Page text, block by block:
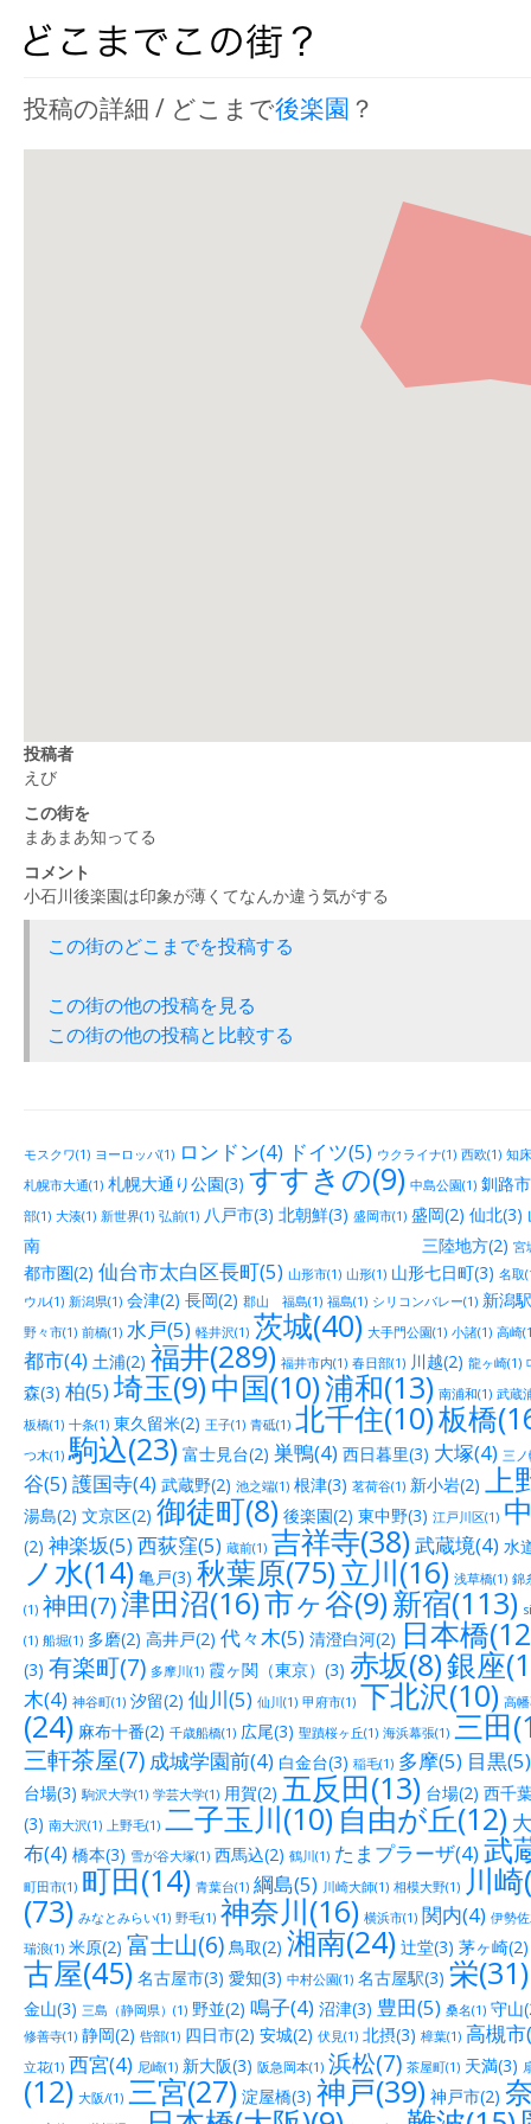
投稿の詳細 / どこまで後楽園 ？
投稿者
えび
この街を
まあまあ知ってる
コメント
小石川後楽園は印象が薄くてなんか違う気がする
この街のどこまでを投稿する
この街の他の投稿を見る
この街の他の投稿と比較する
モスクワ(1) ヨーロッパ(1) ロンドン(4) ドイツ(5) ウクライナ(1) 西欧(1) 知
札幌市大通(1) 札幌大通り公園(3) すすきの(9) 中島公園(1) 釧路
部(1) 大湊(1) 新世界(1) 弘前(1) 八戸市(3) 北朝鮮(3) 盛岡市(1) 盛岡(2) 仙北(3)
南 三陸地方(2) 宮
都市圏(2) 仙台市太白区長町(5) 山形市(1) 山形(1) 山形七日町(3) 名取
ウル(1) 新潟県(1) 会津(2) 長岡(2) 郡山 福島(1) 福島(1) シリコンバレー(1) 新潟
野々市(1) 前橋(1) 水戸(5) 軽井沢(1) 茨城(40) 大手門公園(1) 小諸(1) 高崎
都市(4) 土浦(2) 福井(289) 福井市内(1) 春日部(1) 川越(2) 龍ヶ崎(1)
森(3) 柏(5)埼玉(9)中国(10)浦和(13) 南浦和(1) 武蔵
板橋(1) 十条(1) 東久留米(2) 王子(1) 青砥(1) 北千住(10)板橋
つ木(1) 駒込(23) 富士見台(2) 巣鴨(4) 西日暮里(3) 大塚(4) 三ノ
谷(5)護国寺(4) 武蔵野(2) 池之端(1) 根津(3) 茗荷谷(1) 新小岩(2) 上
湯島(2) 文京区(2) 御徒町(8) 後楽園(2) 東中野(3) 江戸川区(1)
(2) 神楽坂(5)西荻窪(5) 蔵前(1) 吉祥寺(38)武蔵境(4) 水
ノ水(14) 亀戸(3) 秋葉原(75)立川(16) 浅草橋(1) 錦
(1) 神田(7)津田沼(16)市ヶ谷(9)新宿(113)
(1) 船堀(1) 多磨(2) 高井戸(2) 代々木(5) 清澄白河(2) 日本橋
(3) 有楽町(7) 多摩川(1) 霞ヶ関（東京）(3) 赤坂(8)銀座
木(4) 神谷町(1) 汐留(2) 仙川(5) 仙川(1) 甲府市(1) 下北沢(10) 高
(24) 麻布十番(2) 千歳船橋(1) 広尾(3) 聖蹟桜ヶ丘(1) 海浜幕張(1) 三田
三軒茶屋(7) 成城学園前(4) 白金台(3) 稲毛(1) 多摩(5) 目黒(5)
台場(3) 駒沢大学(1) 学芸大学(1) 用賀(2) 五反田(13) 台場(2) 西千
(3) 南大沢(1) 上野毛(1) 二子玉川(10) 自由が丘(12)
布(4) 橋本(3) 雪が谷大塚(1) 西馬込(2) 鶴川(1) たまプラーザ(4)武
町田市(1) 町田(14) 青葉台(1) 綱島(5) 川崎大師(1) 相模大野(1) 川
(73) みなとみらい(1) 野毛(1) 神奈川(16) 横浜市(1) 関内(4) 伊勢
瑞浪(1) 米原(2) 富士山(6) 鳥取(2) 湘南(24) 辻堂(3) 茅ヶ崎(2)
古屋(45) 名古屋市(3) 愛知(3) 中村公園(1) 名古屋駅(3) 栄(31)
金山(3) 三島（静岡県）(1) 野並(2) 鳴子(4) 沼津(3) 豊田(5) 桑名(1) 守山
修善寺(1) 静岡(2) 呰部(1) 四日市(2) 安城(2) 伏見(1) 北摂(3) 樟葉(1) 高槻市
立花(1) 西宮(4) 尼崎(1) 新大阪(3) 阪急岡本(1) 浜松(7) 茶屋町(1) 天満(3)
(12) 大阪/(1) 三宮(27) 淀屋橋(3) 神戸(39) 神戸市(2)